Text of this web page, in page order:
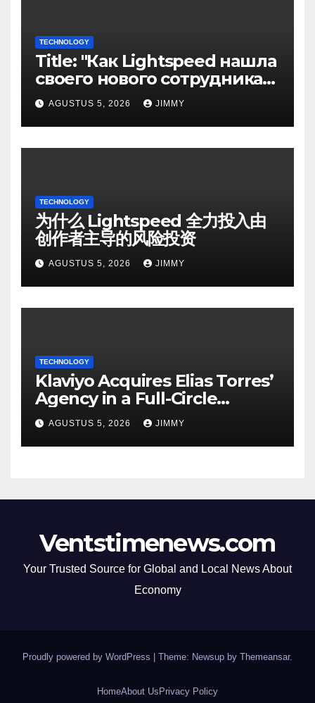
TECHNOLOGY
Title: "Как Lightspeed нашла
своего нового сотрудника
через личное сообщение в
Instagram"
AGUSTUS 5, 2026 JIMMY
TECHNOLOGY
为什么 Lightspeed 全力投入由
创作者主导的风险投资
AGUSTUS 5, 2026 JIMMY
TECHNOLOGY
Klaviyo Acquires Elias Torres’
Agency in a Full-Circle
Reunion for Tech Founders
AGUSTUS 5, 2026 JIMMY
Ventstimenews.com
Your Trusted Source for Global and Local News About
Economy
Proudly powered by WordPress Theme: Newsup by Themeansar.
HomeAbout Us Privacy Policy